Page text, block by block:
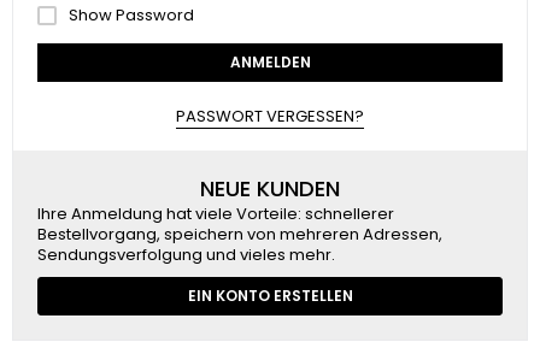
Show Password
ANMELDEN
PASSWORT VERGESSEN?
NEUE KUNDEN
Ihre Anmeldung hat viele Vorteile: schnellerer
Bestellvorgang, speichern von mehreren Adressen,
Sendungsverfolgung und vieles mehr.
EIN KONTO ERSTELLEN